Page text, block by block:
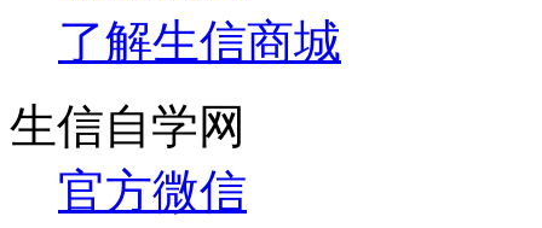
了解生信商城
生信自学网
官方微信